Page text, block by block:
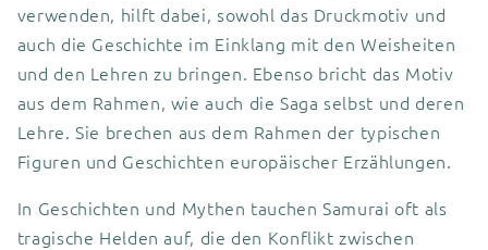
verwenden, hilft dabei, sowohl das Druckmotiv und
auch die Geschichte im Einklang mit den Weisheiten
und den Lehren zu bringen. Ebenso bricht das Motiv
aus dem Rahmen, wie auch die Saga selbst und deren
Lehre. Sie brechen aus dem Rahmen der typischen
Figuren und Geschichten europäischer Erzählungen.
In Geschichten und Mythen tauchen Samurai oft als
tragische Helden auf, die den Konflikt zwischen